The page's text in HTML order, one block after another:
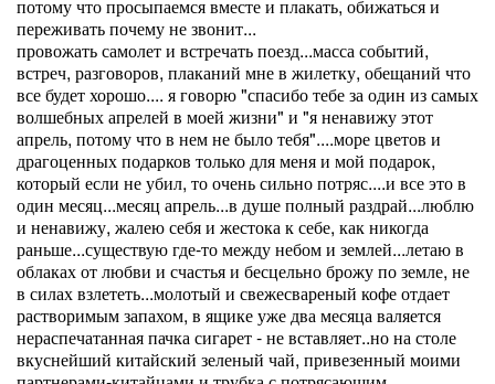
потому что просыпаемся вместе и плакать, обижаться и
переживать почему не звонит...
провожать самолет и встречать поезд...масса событий,
встреч, разговоров, плаканий мне в жилетку, обещаний что
все будет хорошо.... я говорю "спасибо тебе за один из самых
волшебных апрелей в моей жизни" и "я ненавижу этот
апрель, потому что в нем не было тебя"....море цветов и
драгоценных подарков только для меня и мой подарок,
который если не убил, то очень сильно потряс....и все это в
один месяц...месяц апрель...в душе полный раздрай...люблю
и ненавижу, жалею себя и жестока к себе, как никогда
раньше...существую где-то между небом и землей...летаю в
облаках от любви и счастья и бесцельно брожу по земле, не
в силах взлететь...молотый и свежесвареный кофе отдает
растворимым запахом, в ящике уже два месяца валяется
нераспечатанная пачка сигарет - не вставляет..но на столе
вкуснейший китайский зеленый чай, привезенный моими